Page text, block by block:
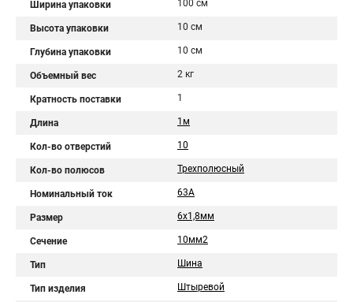
Ширина упаковки 100 см
Высота упаковки 10 см
Глубина упаковки 10 см
Объемный вес 2 кг
Кратность поставки 1
Длина 1м
Кол-во отверстий 10
Кол-во полюсов Трехполюсный
Номинальный ток 63А
Размер 6х1,8мм
Сечение 10мм2
Тип Шина
Тип изделия Штыревой